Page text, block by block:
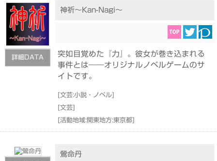
詳細DATA
神祈～Kan-Nagi～
突如目覚めた『力』。彼女が巻き込まれる
事件とは――オリジナルノベルゲームのサ
イトです。
[文芸:小説・ノベル]
[文芸]
[活動地域:関東地方:東京都]
鶯命丹